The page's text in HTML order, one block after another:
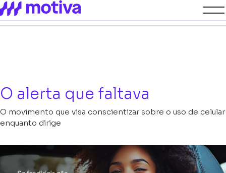
O alerta que faltava
O movimento que visa conscientizar sobre o uso de celular
enquanto dirige